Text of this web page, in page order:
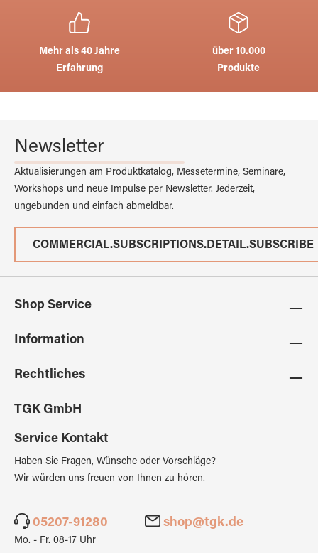
Mehr als 40 Jahre
Erfahrung
über 10.000
Produkte
Newsletter
Aktualisierungen am Produktkatalog, Messetermine, Seminare,
Workshops und neue Impulse per Newsletter. Jederzeit,
ungebunden und einfach abmeldbar.
COMMERCIAL.SUBSCRIPTIONS.DETAIL.SUBSCRIBE
Shop Service
Information
Rechtliches
TGK GmbH
Service Kontakt
Haben Sie Fragen, Wünsche oder Vorschläge?
Wir würden uns freuen von Ihnen zu hören.
05207-91280 shop@tgk.de
Mo. - Fr. 08-17 Uhr